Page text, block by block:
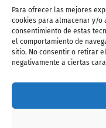
Para ofrecer las mejores
cookies para almacenar y/o
consentimiento de estas
el comportamiento de
sitio. No consentir o retirar
negativamente a ciertas
Tras un desayuno
reponer
aprendiendo a
analizaremos el
tanques como
para alimentar
principal: el
Edad